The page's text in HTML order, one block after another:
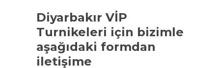
Diyarbakır VİP
Turnikeleri için bizimle
aşağıdaki formdan
iletişime